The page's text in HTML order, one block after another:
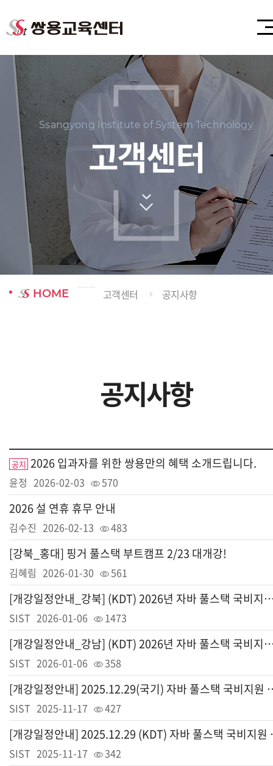
Ssangyong Institute of System Technology
고객센터
HOME 고객센터 공지사항
공지사항
공지 2026 입과자를 위한 쌍용만의 혜택 소개드립니다.
윤정 2026-02-03 570
2026 설 연휴 휴무 안내
김수진 2026-02-13 483
[강북_홍대] 핑거 풀스택 부트캠프 2/23 대개강!
김혜림 2026-01-30 561
[개강일정안내_강북] (KDT) 2026년
SIST 2026-01-06 1473
[개강일정안내_강남] (KDT) 2026년
SIST 2026-01-06 358
[개강일정안내]
SIST 2025-11-17 427
[개강일
SIST 2025-11-17 342